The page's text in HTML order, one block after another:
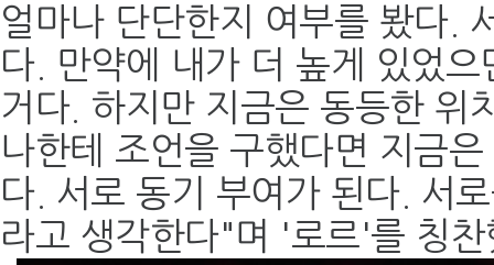
얼마나 단단한지 여부를 봤다.
다. 만약에 내가 더 높게 있었
거다. 하지만 지금은 동등한 위
나한테 조언을 구했다면 지금
다. 서로 동기 부여가 된다. 서
라고 생각한다"며 '로르'를 칭찬